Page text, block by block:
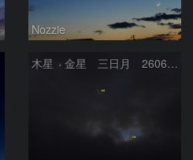
Nozzie
木星 金星 三日月 260618